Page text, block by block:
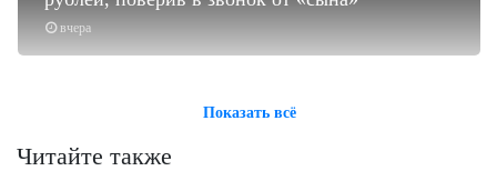
вчера
Показать всё
Читайте также